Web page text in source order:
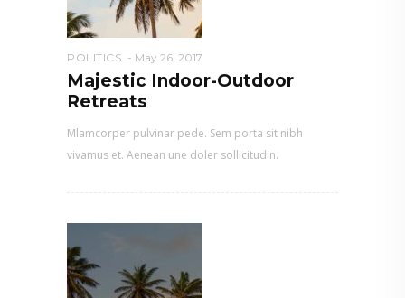
POLITICS May 26, 2017
Majestic Indoor-Outdoor
Retreats
Mlamcorper pulvinar pede. Sem porta sit nibh
vivamus et. Aenean une doler sollicitudin.